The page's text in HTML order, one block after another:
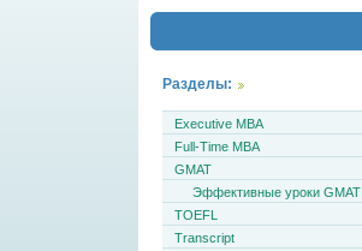
Разделы:
Executive MBA
Full-Time MBA
GMAT
Эффективные уроки GMAT
TOEFL
Transcript